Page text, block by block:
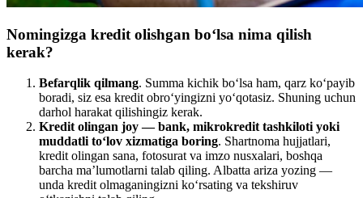
Nomingizga kredit olishgan bo‘lsa nima qilish
kerak?
Befarqlik qilmang. Summa kichik bo‘lsa ham, qarz ko‘payib
boradi, siz esa kredit obro‘yingizni yo‘qotasiz. Shuning uchun
darhol harakat qilishingiz kerak.
Kredit olingan joy — bank, mikrokredit tashkiloti yoki
muddatli to‘lov xizmatiga boring. Shartnoma hujjatlari,
kredit olingan sana, fotosurat va imzo nusxalari, boshqa
barcha ma’lumotlarni talab qiling. Albatta ariza yozing —
unda kredit olmaganingizni ko‘rsating va tekshiruv